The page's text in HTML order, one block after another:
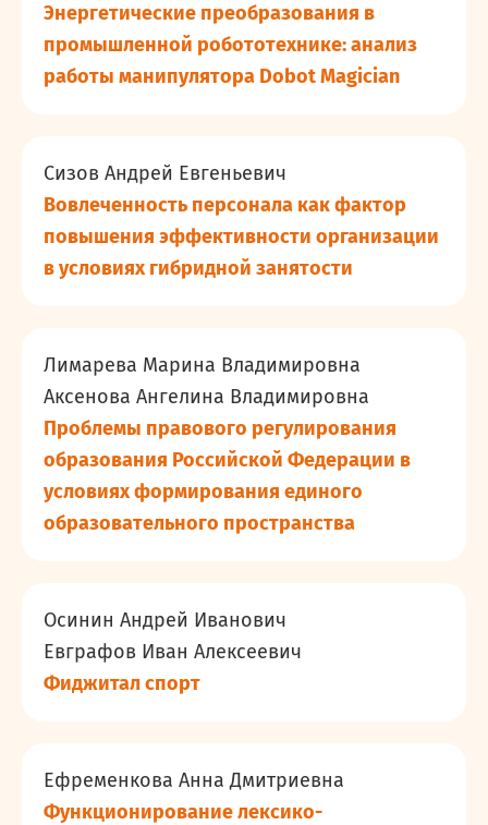
Энергетические преобразования в
промышленной робототехнике: анализ
работы манипулятора Dobot Magician
Сизов Андрей Евгеньевич
Вовлеченность персонала как фактор
повышения эффективности организации
в условиях гибридной занятости
Лимарева Марина Владимировна
Аксенова Ангелина Владимировна
Проблемы правового регулирования
образования Российской Федерации в
условиях формирования единого
образовательного пространства
Осинин Андрей Иванович
Евграфов Иван Алексеевич
Фиджитал спорт
Ефременкова Анна Дмитриевна
Функционирование лексико-